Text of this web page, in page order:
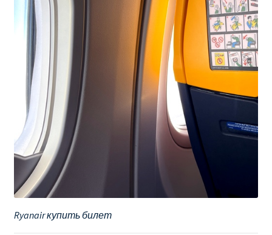
Ryanair купить билет